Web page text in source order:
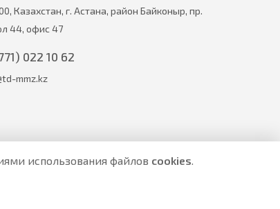
Казахстан, г. Астана, район Байконыр, пр.
44, офис 47
022 10 62
mmz.kz
использования файлов cookies.